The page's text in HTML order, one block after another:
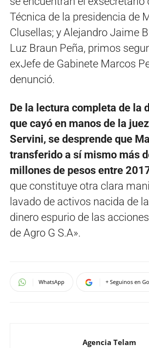
Técnica de la presidencia de
Clusellas; y Alejandro Jaime
Luz Braun Peña, primos
exJefe de Gabinete Marcos
denunció.
De la lectura completa de la
que cayó en manos de la
Servini, se desprende que
transferido a sí mismo más
millones de pesos entre
que constituye otra clara
lavado de activos nacida de
dinero espurio de las
de Agro G S.A».
WhatsApp + Seguinos en
Agencia Telam